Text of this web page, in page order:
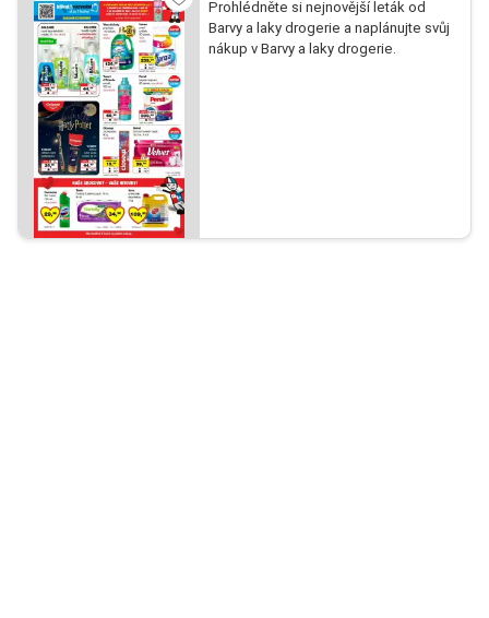
Prohlédněte si nejnovější leták od
Barvy a laky drogerie a naplánujte svůj
nákup v Barvy a laky drogerie.